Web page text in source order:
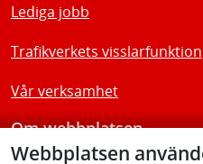
Webbplatsen
Lediga jobb
Trafikverkets visslarfunktion
Vår verksamhet
Om webbplatsen